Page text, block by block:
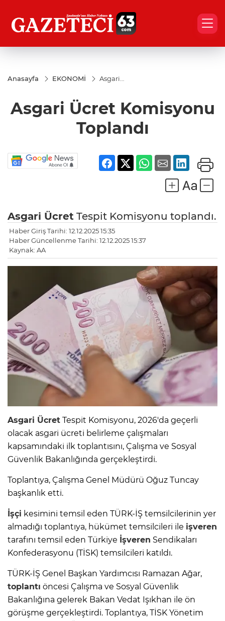
Anasayfa EKONOMİ
Asgari
Toplandı
Asgari Ücret Komisyonu
Toplandı
Asgari Ücret Tespit Komisyonu toplandı.
Haber Giriş Tarihi: 12.12.2025 15:35
Haber Güncellenme Tarihi: 12.12.2025 15:37
Kaynak: AA
Asgari Ücret Tespit Komisyonu, 2026'da geçerli
olacak asgari ücreti belirleme çalışmaları
kapsamındaki ilk toplantısını, Çalışma ve Sosyal
Güvenlik Bakanlığında gerçekleştirdi.
Toplantıya, Çalışma Genel Müdürü Oğuz Tuncay
başkanlık etti.
İşçi kesimini temsil eden TÜRK-İŞ temsilcilerinin yer
almadığı toplantıya, hükümet temsilcileri ile işveren
tarafını temsil eden Türkiye İşveren Sendikaları
Konfederasyonu (TİSK) temsilcileri katıldı.
TÜRK-İŞ Genel Başkan Yardımcısı Ramazan Ağar,
toplantı öncesi Çalışma ve Sosyal Güvenlik
Bakanlığına gelerek Bakan Vedat Işıkhan ile ön
görüşme gerçekleştirdi. Toplantıya, TİSK Yönetim